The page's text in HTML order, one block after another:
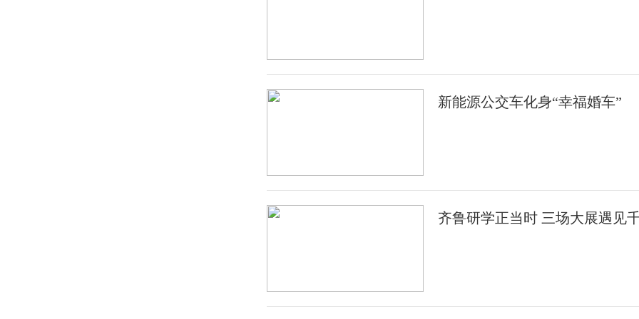
新能源公交车化身“幸福婚车”
齐鲁研学正当时 三场大展遇见